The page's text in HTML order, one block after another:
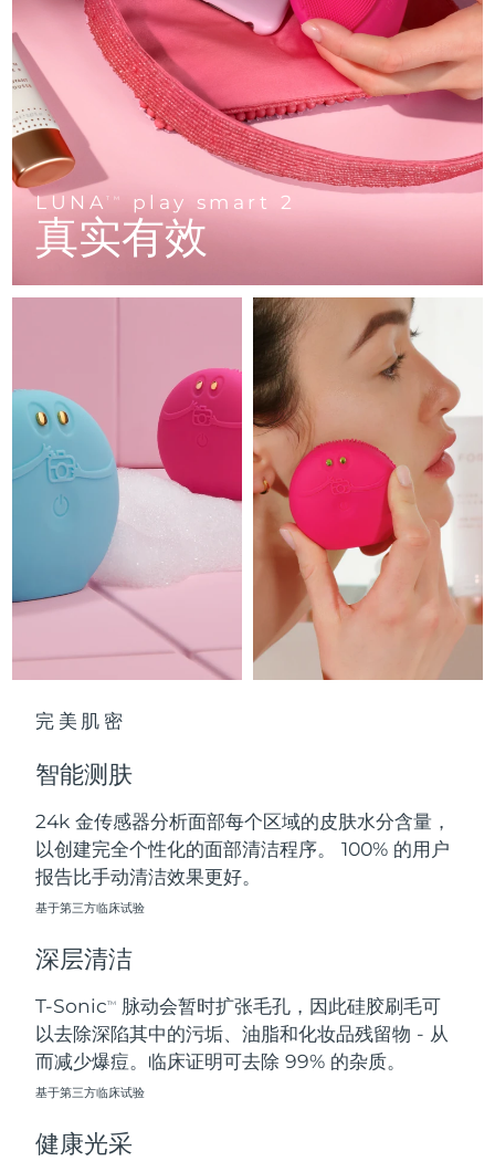
LUNATM play smart 2
真实有效
完美肌密
智能测肤
24k 金传感器分析面部每个区域的皮肤水分含量，
以创建完全个性化的面部清洁程序。 100% 的用户
报告比手动清洁效果更好。
基于第三方临床试验
深层清洁
T-SonicTM
脉动会暂时扩张毛孔，因此硅胶刷毛可
以去除深陷其中的污垢、油脂和化妆品残留物 - 从
而减少爆痘。临床证明可去除 99% 的杂质。
基于第三方临床试验
健康光采
Cooling IPL hair removal gel
ESPADA™ Blemish Solution
Concentrated acne gel
ESPADA™ 设备
All acne treatment devices
眼部护肤
Advanced eye care treatment
眼部护理设备
All revitalizing eye massagers
KIWI™
Blackhead remover
KIWI™ 皮肤护理
Advanced pore care essentials
FLIP™ play advanced
LED light hairbrush
LUNA™ Dual-Peptide Scalp
For healthy hair
牙齿美白
issa™ Teeth Whitening Set
Dual LED + sonic device & 18% PAP gel
issa™ Teeth Whitening Gel
18% PAP
更多的
护肤品 男士
FOREO APP
关于我们
印度尼西亚 预计送达日期8/7/26
爱尔兰 预计送达日期8/9/26
马恩岛
以色列 预计送达日期8/13/26
意大利
日本 预计送达日期8/12/26
预计送达日期 8/14/26
哈萨克斯坦 8/11/26
科威特 预计送达日期 8/9/26
拉脱维亚 预计送达日期 8/9/26
预计送达日期 8/10/26
立陶宛 预计送达日期 8/9/26
卢森堡 8/9/26
马耳他
墨西哥 预计送达日期 8/13/26
摩纳哥
荷兰
新西兰 预计送达日期8/9/26
挪威 预计送达日期